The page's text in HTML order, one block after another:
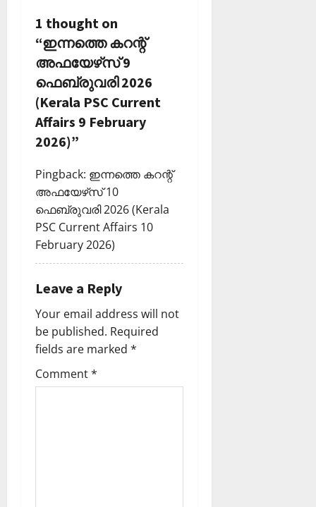
g
a
t
i
o
n
1 thought on
“ഇന്നത്തെ കറന്റ്
അഫയേഴ്‌സ് 9
ഫെബ്രുവരി 2026
(Kerala PSC Current
Affairs 9 February
2026)”
Pingback: ഇന്നത്തെ കറന്റ്
അഫയേഴ്‌സ് 10
ഫെബ്രുവരി 2026 (Kerala
PSC Current Affairs 10
February 2026)
Leave a Reply
Your email address will not
be published. Required
fields are marked *
Comment*